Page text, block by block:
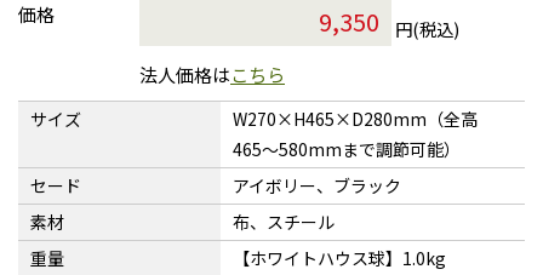
価格
円(税込)
法人価格はこちら
サイズ
W270×H465×D280mm（全高
465〜580mmまで調節可能）
セード
アイボリー、ブラック
素材
布、スチール
重量
【ホワイトハウス球】1.0kg